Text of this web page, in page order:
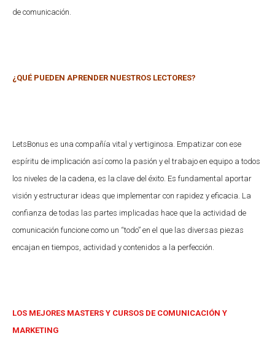
de comunicación.
¿QUÉ PUEDEN APRENDER NUESTROS LECTORES?
LetsBonus es una compañía vital y vertiginosa. Empatizar con ese
espíritu de implicación así como la pasión y el trabajo en equipo a todos
los niveles de la cadena, es la clave del éxito. Es fundamental aportar
visión y estructurar ideas que implementar con rapidez y eficacia. La
confianza de todas las partes implicadas hace que la actividad de
comunicación funcione como un “todo” en el que las diversas piezas
encajan en tiempos, actividad y contenidos a la perfección.
LOS MEJORES MASTERS Y CURSOS DE COMUNICACIÓN Y
MARKETING